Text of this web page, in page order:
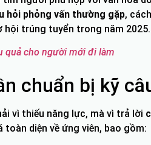
hỏi phỏng vấn thường gặp,
hội trúng tuyển trong năm 2025.
quả cho người mới đi làm
chuẩn bị kỹ
vì thiếu năng lực, mà vì trả lời
diện về ứng viên, bao gồm: